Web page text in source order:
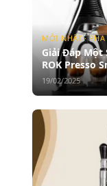
MỚI NHẤT · PHA
Giải Đáp Một
ROK Presso
19/02/2025